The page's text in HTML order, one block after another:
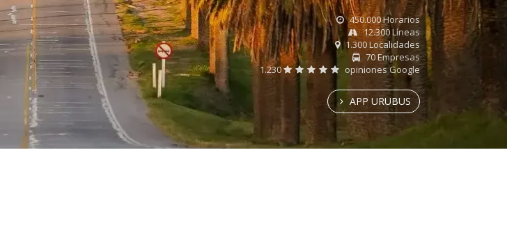
450.000 Horarios
12.300 Líneas
1.300 Localidades
70 Empresas
1.230
opiniones Google
APP URUBUS